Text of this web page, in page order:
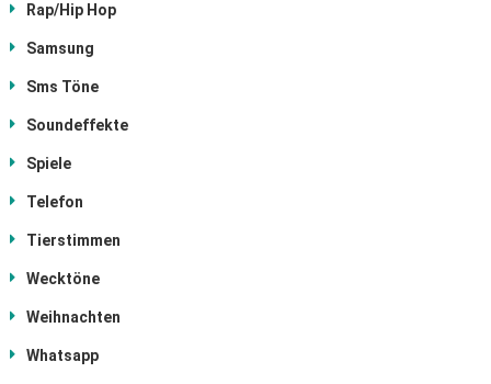
Rap/Hip Hop
Samsung
Sms Töne
Soundeffekte
Spiele
Telefon
Tierstimmen
Wecktöne
Weihnachten
Whatsapp